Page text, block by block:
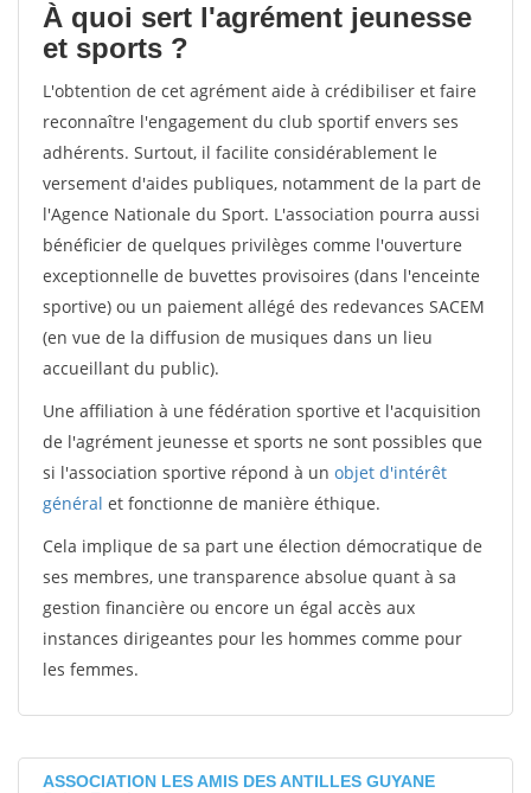
À quoi sert l'agrément jeunesse
et sports ?
L'obtention de cet agrément aide à crédibiliser et faire
reconnaître l'engagement du club sportif envers ses
adhérents. Surtout, il facilite considérablement le
versement d'aides publiques, notamment de la part de
l'Agence Nationale du Sport. L'association pourra aussi
bénéficier de quelques privilèges comme l'ouverture
exceptionnelle de buvettes provisoires (dans l'enceinte
sportive) ou un paiement allégé des redevances SACEM
(en vue de la diffusion de musiques dans un lieu
accueillant du public).
Une affiliation à une fédération sportive et l'acquisition
de l'agrément jeunesse et sports ne sont possibles que
si l'association sportive répond à un objet d'intérêt
général et fonctionne de manière éthique.
Cela implique de sa part une élection démocratique de
ses membres, une transparence absolue quant à sa
gestion financière ou encore un égal accès aux
instances dirigeantes pour les hommes comme pour
les femmes.
ASSOCIATION LES AMIS DES ANTILLES GUYANE